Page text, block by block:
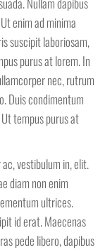
enim ad minima
suscipit laboriosam,
purus at lorem. In
nec, rutrum
Duis condimentum
tempus purus at
vestibulum in, elit.
diam non enim
ultrices.
id erat. Maecenas
pede libero, dapibus